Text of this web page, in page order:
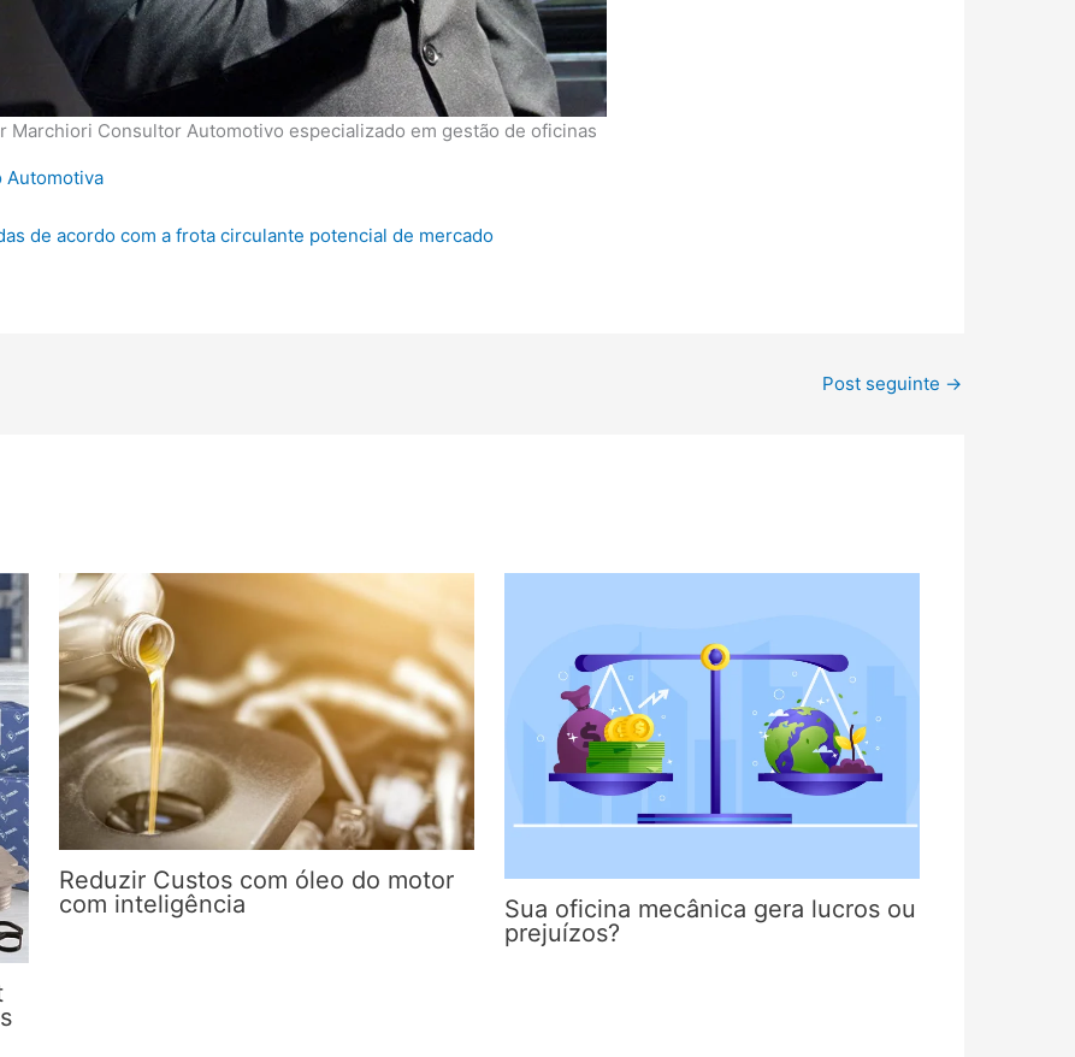
Marchiori Consultor Automotivo especializado em gestão de oficinas
Automotiva
de acordo com a frota circulante potencial de mercado
Post seguinte →
Reduzir Custos com óleo do motor
com inteligência
Sua oficina mecânica gera lucros ou
prejuízos?